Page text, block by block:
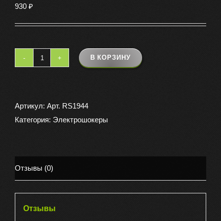
930 ₽
Количество
309
В КОРЗИНУ
Артикул: Арт. RS1944
Категория: Электрошокеры
Отзывы (0)
Отзывы